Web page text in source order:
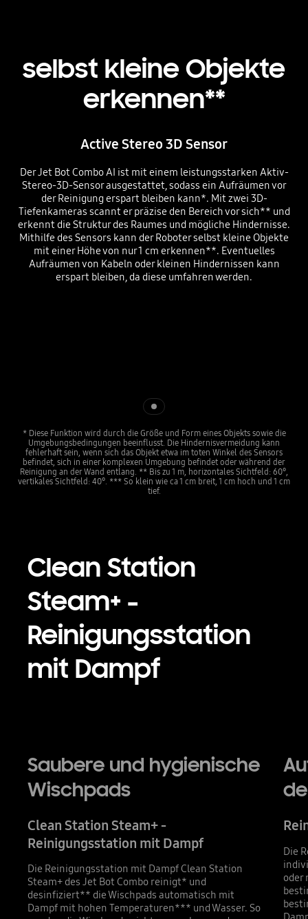
selbst kleine Objekte
erkennen**
Active Stereo 3D Sensor
Der Jet Bot Combo AI ist mit einem leistungsstarken Aktiv-
Stereo-3D-Sensor ausgestattet, sodass ein Aufräumen vor
der Reinigung erspart bleiben kann*. Mit zwei 3D-
Tiefenkameras scannt er präzise den Bereich vor sich** und
erkennt die Struktur des Raumes und mögliche Hindernisse.
Mithilfe des Sensors kann der Roboter selbst kleine Objekte
mit einer Höhe von nur 1 cm erkennen**. Eventuelles
Aufräumen von Kabeln oder kleinen Hindernissen kann
erspart bleiben, da diese umfahren werden.
* Diese Funktion wird durch die Größe und Form eines Objekts sowie die
Umgebungsbedingungen beeinflusst. Die Hindernisvermeidung kann
fehlerhaft sein, wenn sich das Objekt etwa im toten Winkel des Sensors
befindet, sich in einer komplexen Umgebung befindet oder während der
Reinigung an der Wand entlang. ** Bis zu 1 m, horizontales Sichtfeld: 60°,
vertikales Sichtfeld: 40°. *** So klein wie ca 1 cm breit, 1 cm hoch und 1 cm
tief.
Clean Station
Steam+ -
Reinigungsstation
mit Dampf
Saubere und hygienische
Wischpads
Clean Station Steam+ -
Reinigungsstation mit Dampf
Die Reinigungsstation mit Dampf Clean Station
Steam+ des Jet Bot Combo reinigt* und
desinfiziert** die Wischpads automatisch mit
Dampf mit hohen Temperaturen*** und Wasser. So
Die
oder